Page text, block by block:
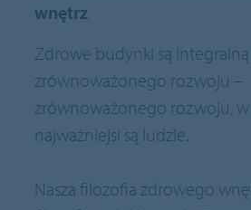
wnętrz
Zdrowe budynki są integralną
zrównoważonego rozwoju –
zrównoważonego rozwoju,
najważniejsi są ludzie.
Nasza filozofia zdrowego